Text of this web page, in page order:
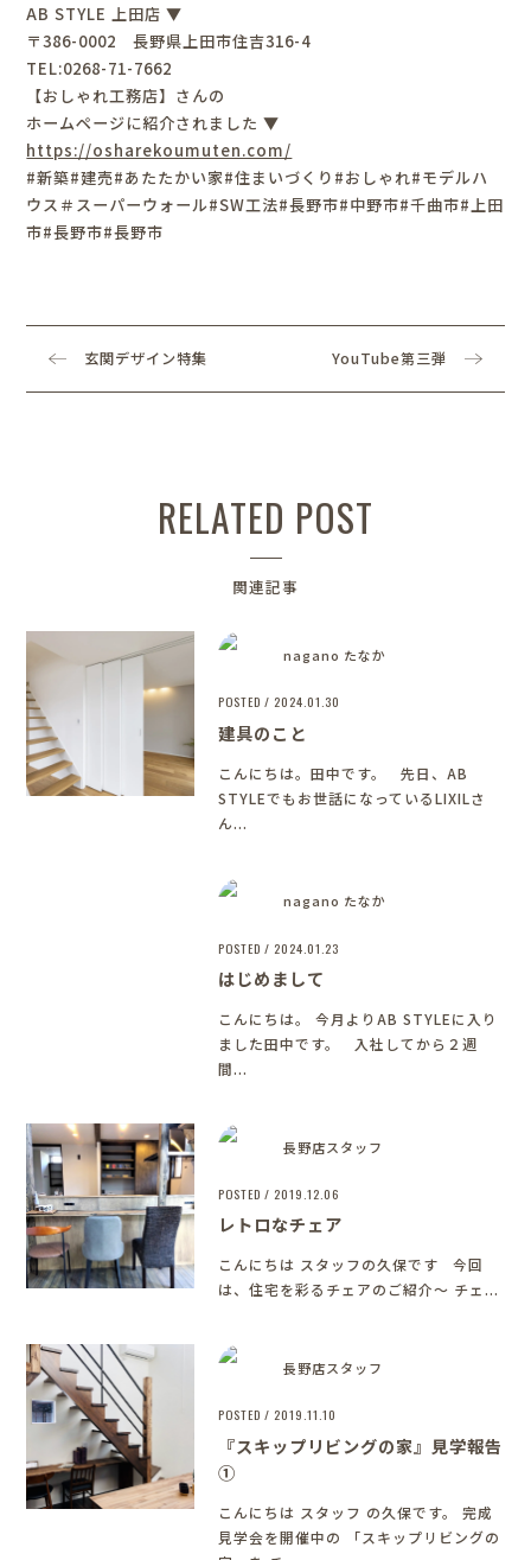
AB STYLE 上田店 ▼
〒386-0002 長野県上田市住吉316-4
TEL:0268-71-7662
【おしゃれ工務店】さんの
ホームページに紹介されました ▼
https://osharekoumuten.com/
#新築#建売#あたたかい家#住まいづくり#おしゃれ#モデルハ
ウス＃スーパーウォール#SW工法#長野市#中野市#千曲市#上田
市#長野市#長野市
玄関デザイン特集 YouTube第三弾
RELATED POST
関連記事
nagano たなか
POSTED / 2024.01.30
建具のこと
こんにちは。田中です。 先日、AB
STYLEでもお世話になっているLIXILさ
ん...
nagano たなか
POSTED / 2024.01.23
はじめまして
こんにちは。 今月よりAB STYLEに入り
ました田中です。 入社してから２週
間...
長野店スタッフ
POSTED / 2019.12.06
レトロなチェア
こんにちは スタッフの久保です 今回
は、住宅を彩るチェアのご紹介～ チェ...
長野店スタッフ
POSTED / 2019.11.10
『スキップリビングの家』見学報告
①
こんにちは スタッフ の久保です。 完成
見学会を開催中の 「スキップリビングの